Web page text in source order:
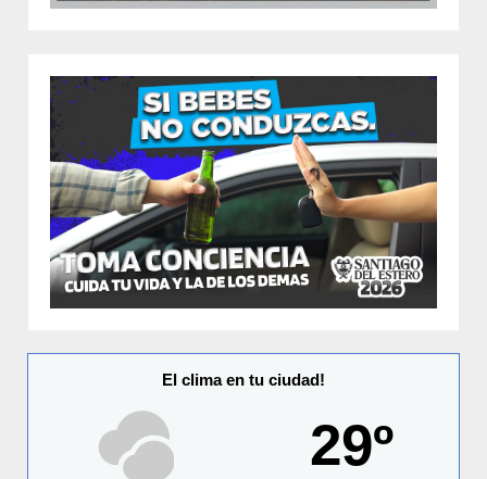
El clima en tu ciudad!
29º